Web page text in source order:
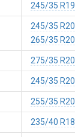
245/35 R19
245/35 R20
265/35 R20
275/35 R20
245/35 R20
255/35 R20
235/40 R18